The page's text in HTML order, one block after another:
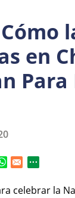
en
celebrar la